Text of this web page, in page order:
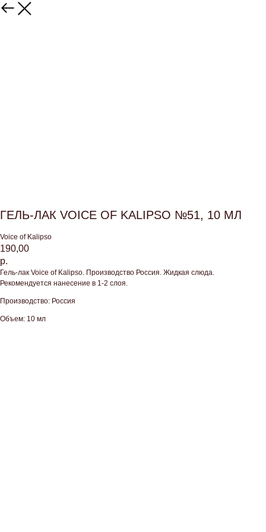
ГЕЛЬ-ЛАК VOICE OF KALIPSO №51, 10 МЛ
Voice of Kalipso
190,00
р.
Гель-лак Voice of Kalipso. Производство Россия. Жидкая слюда.
Рекомендуется нанесение в 1-2 слоя.
Производство: Россия
Объем: 10 мл